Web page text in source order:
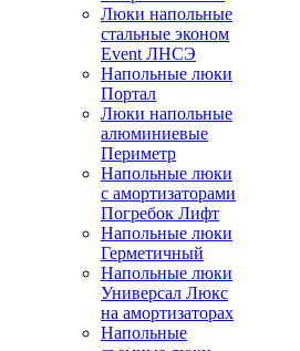
Люки напольные
стальные эконом
Event ЛНСЭ
Напольные люки
Портал
Люки напольные
алюминиевые
Периметр
Напольные люки
с амортизаторами
Погребок Лифт
Напольные люки
Герметичный
Напольные люки
Универсал Люкс
на амортизаторах
Напольные